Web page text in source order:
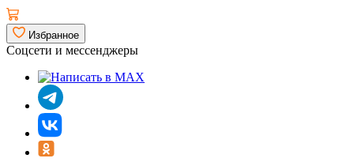
Избранное
Соцсети и мессенджеры